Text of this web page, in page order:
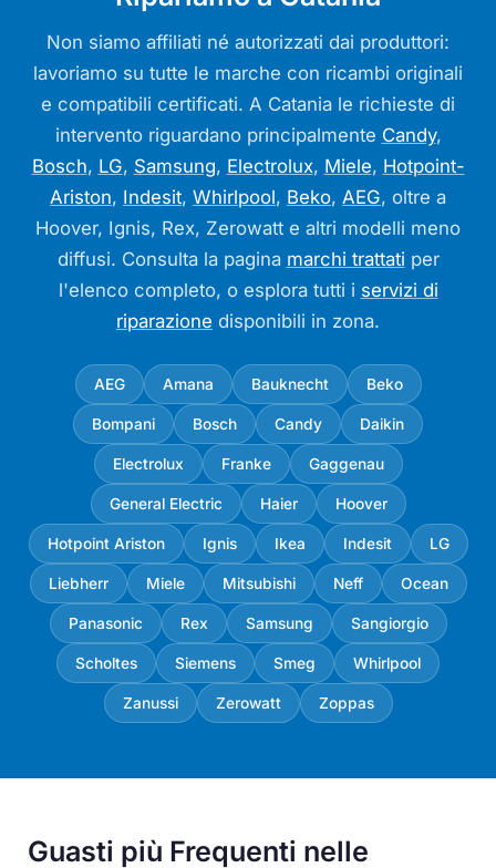
Non siamo affiliati né autorizzati dai produttori:
lavoriamo su tutte le marche con ricambi originali
e compatibili certificati. A Catania le richieste di
intervento riguardano principalmente Candy,
Bosch, LG, Samsung, Electrolux, Miele, Hotpoint-
Ariston, Indesit, Whirlpool, Beko, AEG, oltre a
Hoover, Ignis, Rex, Zerowatt e altri modelli meno
diffusi. Consulta la pagina marchi trattati per
l'elenco completo, o esplora tutti i servizi di
riparazione disponibili in zona.
AEG Amana Bauknecht Beko
Bompani Bosch Candy Daikin
Electrolux Franke Gaggenau
General Electric Haier Hoover
Hotpoint Ariston Ignis Ikea Indesit LG
Liebherr Miele Mitsubishi Neff Ocean
Panasonic Rex Samsung Sangiorgio
Scholtes Siemens Smeg Whirlpool
Zanussi Zerowatt Zoppas
Guasti più Frequenti nelle